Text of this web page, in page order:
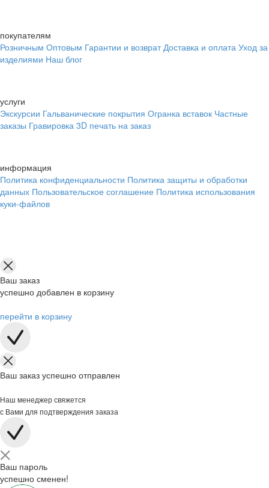
покупателям
Розничным Оптовым Гарантии и возврат Доставка и оплата Уход за
изделиями Наш блог
услуги
Экскурсии Гальванические покрытия Огранка вставок Частные
заказы Гравировка 3D печать на заказ
информация
Политика конфиденциальности Политика защиты и обработки
данных Пользовательское соглашение Политика использования
куки-файлов
Ваш заказ
успешно добавлен в корзину
перейти в корзину
Ваш заказ успешно отправлен
Наш менеджер свяжется
с Вами для подтверждения заказа
Ваш пароль
успешно сменен!